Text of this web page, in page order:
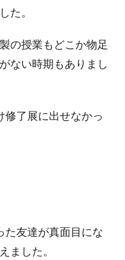
た。
の授業もどこか物足
ない時期もありまし
修了展に出せなかっ
た友達が真面目にな
ました。